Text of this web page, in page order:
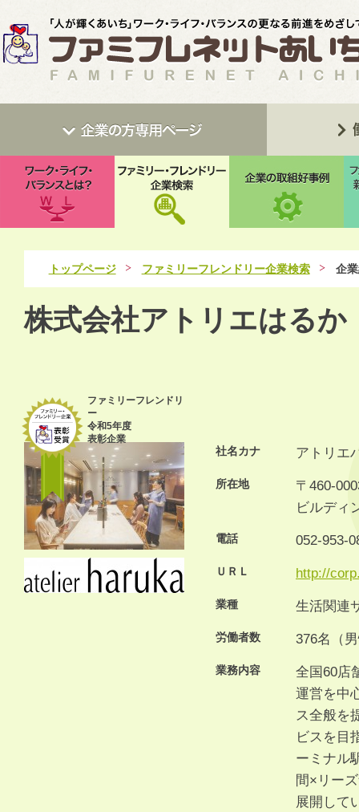
トップページ ファミリーフレンドリー企業検索 企
株式会社アトリエはるか
ファミリーフレンドリ
ー
令和5年度
表彰企業
社名カナ アトリエ
所在地
〒460-
ビルディ
電話 052-953-
ＵＲＬ http://
業種 生活関連
労働者数 376名（
業務内容
全国60店
運営を中
ス全般を
ビスを目
ーミナル
間×リー
展開して